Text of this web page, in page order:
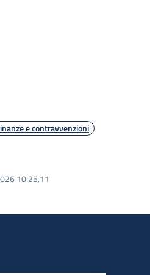
e contravvenzioni
10:25.11